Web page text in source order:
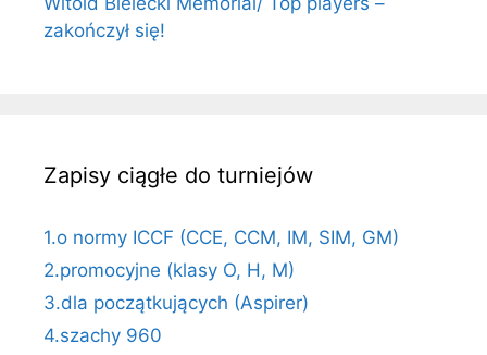
zakończył się!
Zapisy ciągłe do turniejów
1.o normy ICCF (CCE, CCM, IM, SIM, GM)
2.promocyjne (klasy O, H, M)
3.dla początkujących (Aspirer)
4.szachy 960